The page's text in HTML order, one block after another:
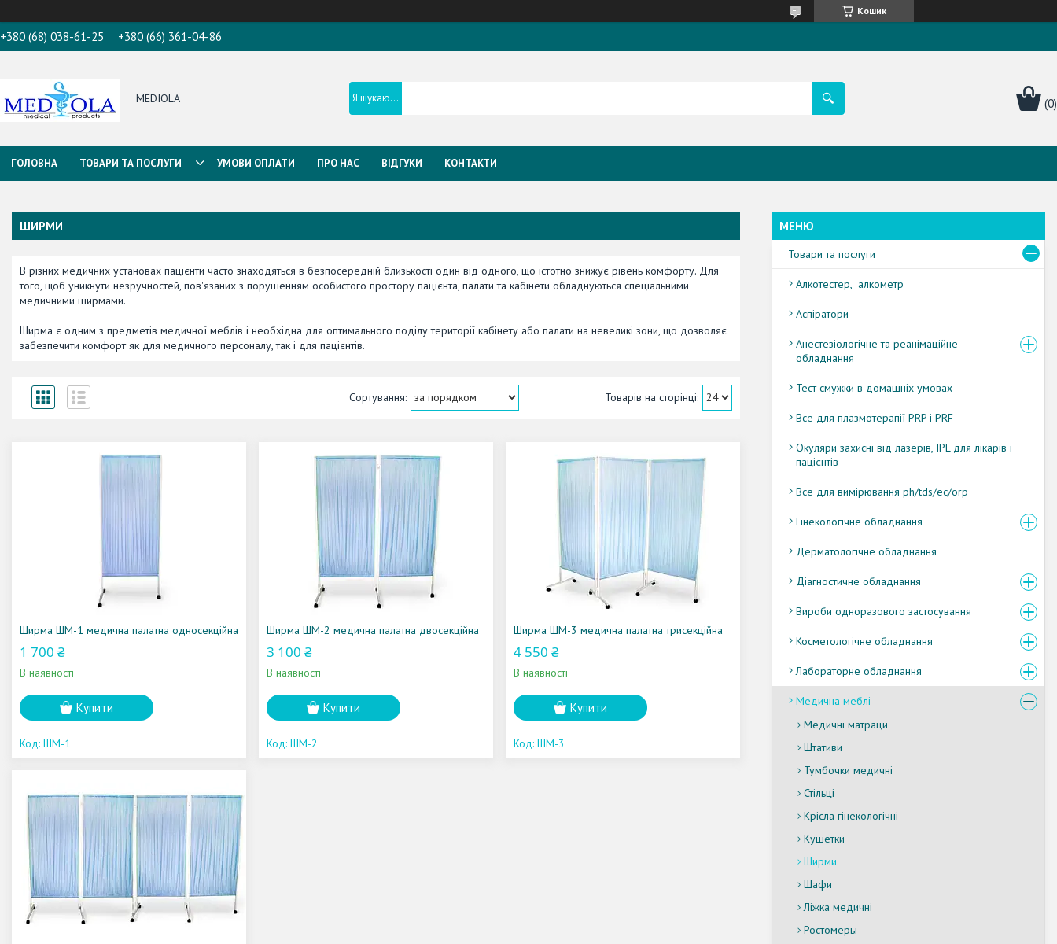
Кошик
+380 (68) 038-61-25 +380 (66) 361-04-86
MEDIOLA
ГОЛОВНА ТОВАРИ ТА ПОСЛУГИ УМОВИ ОПЛАТИ ПРО НАС ВІДГУКИ КОНТАКТИ
ШИРМИ
В різних медичних установах пацієнти часто знаходяться в безпосередній близькості один від одного, що істотно знижує рівень комфорту. Для
того, щоб уникнути незручностей, пов'язаних з порушенням особистого простору пацієнта, палати та кабінети обладнуються спеціальними
медичними ширмами.
Ширма є одним з предметів медичної меблів і необхідна для оптимального поділу території кабінету або палати на невеликі зони, що дозволяє
забезпечити комфорт як для медичного персоналу, так і для пацієнтів.
Ширма ШМ-1 медична палатна односекційна
1 700 ₴
В наявності
Купити
ШМ-1
Ширма ШМ-2 медична палатна двосекційна
3 100 ₴
В наявності
Купити
ШМ-2
Ширма ШМ-3 медична палатна трисекційна
4 550 ₴
В наявності
Купити
ШМ-3
Товари та послуги
Алкотестер, алкометр
Аспіратори
Анестезіологічне та реанімаційне
обладнання
Тест смужки в домашніх умовах
Все для плазмотерапії PRP і PRF
Окуляри захисні від лазерів, IPL для лікарів і
пацієнтів
Все для вимірювання ph/tds/ec/orp
Гінекологічне обладнання
Дерматологічне обладнання
Діагностичне обладнання
Вироби одноразового застосування
Косметологічне обладнання
Лабораторне обладнання
Медична меблі
Медичні матраци
Штативи
Тумбочки медичні
Стільці
Крісла гінекологічні
Кушетки
Ширми
Шафи
Ліжка медичні
Ростомеры